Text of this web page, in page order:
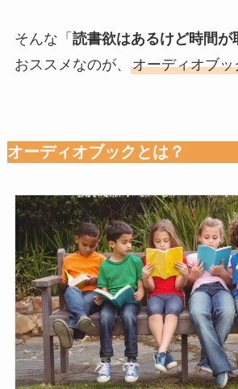
そんな「 読書欲はあるけど時間が
おススメなのが、 オーディオブッ
オーディオブックとは？